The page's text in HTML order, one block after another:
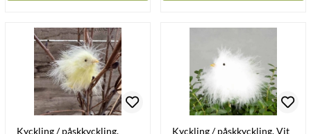
Kyckling / påskkyckling.
Kyckling / påskkyckling. Vit